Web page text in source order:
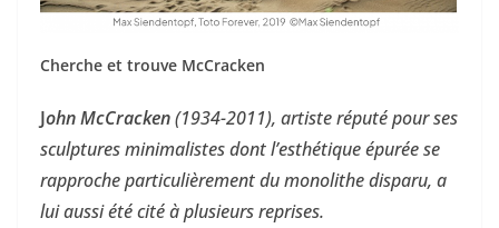
Cherche et trouve McCracken
John McCracken(1934-2011), artiste réputé pour ses
sculptures minimalistes dont l’esthétique épurée se
rapproche particulièrement du monolithe disparu, a
lui aussi été cité à plusieurs reprises.